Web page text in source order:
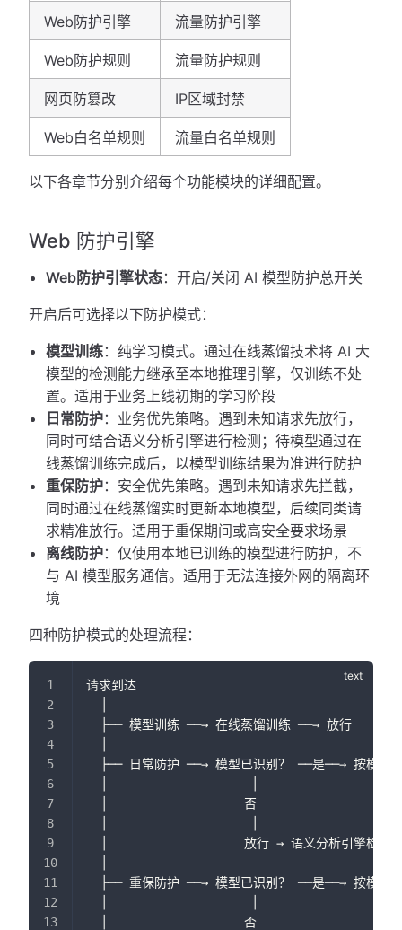
Web防护引擎 流量防护引擎
Web防护规则 流量防护规则
网页防篡改 IP区域封禁
Web白名单规则 流量白名单规则
以下各章节分别介绍每个功能模块的详细配置。
Web 防护引擎
Web防护引擎状态：开启/关闭 AI 模型防护总开关
开启后可选择以下防护模式：
模型训练：纯学习模式。通过在线蒸馏技术将 AI 大
模型的检测能力继承至本地推理引擎，仅训练不处
置。适用于业务上线初期的学习阶段
日常防护：业务优先策略。遇到未知请求先放行，
同时可结合语义分析引擎进行检测；待模型通过在
线蒸馏训练完成后，以模型训练结果为准进行防护
重保防护：安全优先策略。遇到未知请求先拦截，
同时通过在线蒸馏实时更新本地模型，后续同类请
求精准放行。适用于重保期间或高安全要求场景
离线防护：仅使用本地已训练的模型进行防护，不
与 AI 模型服务通信。适用于无法连接外网的隔离环
境
四种防护模式的处理流程：
请求到达
  ├── 模型训练 ──→ 在线蒸馏训练 ──→ 放行
├── 日常防护 ──→ 模型已识别？ ──是──→ 按模型
  │                   否
│                   放行 → 语义分析引擎检测
├── 重保防护 ──→ 模型已识别？ ──是──→ 按模型
  │                   否